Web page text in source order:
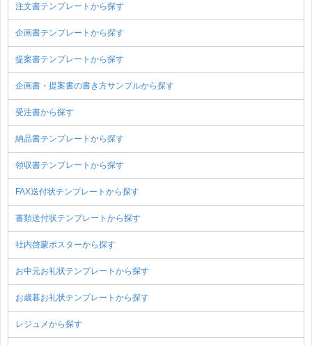
注文書テンプレートから探す
企画書テンプレートから探す
提案書テンプレートから探す
企画書・提案書の書き方サンプルから探す
受注書から探す
納品書テンプレートから探す
領収書テンプレートから探す
FAX送付状テンプレートから探す
書類送付状テンプレートから探す
社内啓蒙ポスターから探す
お中元お礼状テンプレートから探す
お歳暮お礼状テンプレートから探す
レジュメから探す